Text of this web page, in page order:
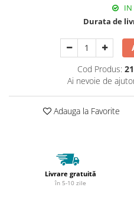
IN
Durata de
Cod Produs:
Ai nevoie de
Adauga la Favorite
Livrare gratuită
în 5-10 zile